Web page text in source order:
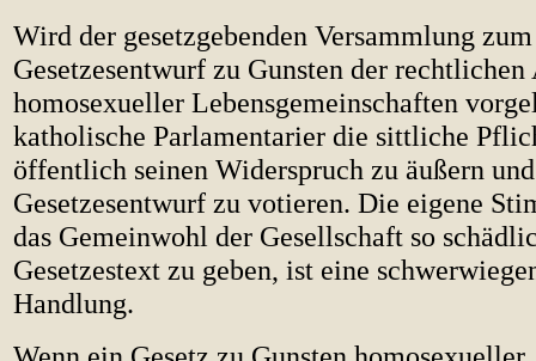
Wird der gesetzgebenden Versammlung
Gesetzesentwurf zu Gunsten der rechtlichen
homosexueller Lebensgemeinschaften
katholische Parlamentarier die sittliche
öffentlich seinen Widerspruch zu äußern
Gesetzesentwurf zu votieren. Die eigene
das Gemeinwohl der Gesellschaft so
Gesetzestext zu geben, ist eine
Handlung.